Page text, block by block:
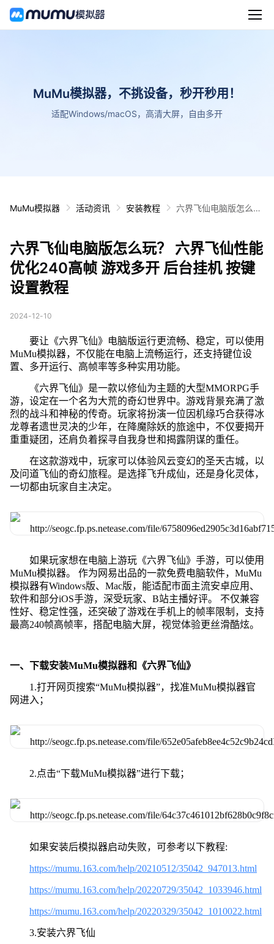
MuMu模拟器，不挑设备，秒开秒用！
适配Windows/macOS，高清大屏，自由多开
MuMu模拟器 活动资讯 安装教程
六界飞仙电脑版怎么
台挂机 按键设置教程
六界飞仙电脑版怎么玩？ 六界飞仙性能
优化240高帧 游戏多开 后台挂机 按键
设置教程
2024-12-10
要让《六界飞仙》电脑版运行更流畅、稳定，可以使用
MuMu模拟器，不仅能在电脑上流畅运行，还支持键位设
置、多开运行、高帧率等多种实用功能。
《六界飞仙》是一款以修仙为主题的大型MMORPG手
游，设定在一个名为大荒的奇幻世界中。游戏背景充满了激
烈的战斗和神秘的传奇。玩家将扮演一位因机缘巧合获得冰
龙尊者遗世灵决的少年，在降魔除妖的旅途中，不仅要揭开
重重疑团，还肩负着探寻自我身世和揭露阴谋的重任。
在这款游戏中，玩家可以体验风云变幻的圣天古城，以
及问道飞仙的奇幻旅程。是选择飞升成仙，还是身化灵体，
一切都由玩家自主决定。
如果玩家想在电脑上游玩《六界飞仙》手游，可以使用
MuMu模拟器。 作为网易出品的一款免费电脑软件，MuMu
模拟器有Windows版、Mac版，能适配市面主流安卓应用、
软件和部分iOS手游，深受玩家、B站主播好评。 不仅兼容
性好、稳定性强，还突破了游戏在手机上的帧率限制，支持
最高240帧高帧率，搭配电脑大屏，视觉体验更丝滑酷炫。
一、下载安装MuMu模拟器和《六界飞仙》
1.打开网页搜索“MuMu模拟器”，找准MuMu模拟器官
网进入；
2.点击“下载MuMu模拟器”进行下载；
如果安装后模拟器启动失败，可参考以下教程:
https://mumu.163.com/help/20210512/35042_947013.html
https://mumu.163.com/help/20220729/35042_1033946.html
https://mumu.163.com/help/20220329/35042_1010022.html
3.安装六界飞仙